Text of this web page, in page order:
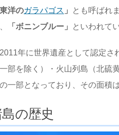
東洋のガラパゴス 」
とも呼ばれ
「ボニンブルー」 といわれて
年に世界遺産として認定
部を除く）・火山列島（北硫
一部となっており、その面積
の歴史